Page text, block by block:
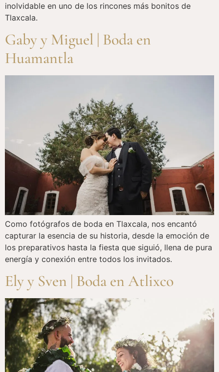
inolvidable en uno de los rincones más bonitos de
Tlaxcala.
Gaby y Miguel | Boda en
Huamantla
Como fotógrafos de boda en Tlaxcala, nos encantó
capturar la esencia de su historia, desde la emoción de
los preparativos hasta la fiesta que siguió, llena de pura
energía y conexión entre todos los invitados.
Ely y Sven | Boda en Atlixco